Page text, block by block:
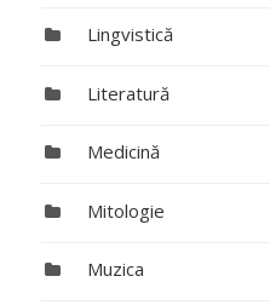
Lingvistică
Literatură
Medicină
Mitologie
Muzica